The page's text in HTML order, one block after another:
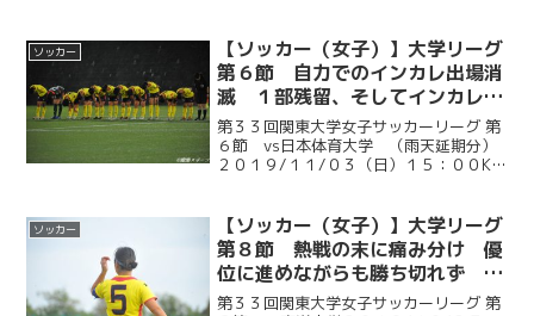
ンがありながら得点を許さずに前半を終
えたものの、７...
ソッカー
【ソッカー（女子）】大学リーグ
第６節 自力でのインカレ出場消
滅 １部残留、そしてインカレを
かけて運命の最終節へ 日本体育
大学戦
第３３回関東大学女子サッカーリーグ 第
６節 vs日本体育大学 （雨天延期分）
２０１９/１１/０３（日）１５：００KO
た大学リーグ。現在勝ち点６で９位に沈
む慶大はインカ...
ソッカー
【ソッカー（女子）】大学リーグ
第８節 熱戦の末に痛み分け 優
位に進めながらも勝ち切れず 東
洋大戦
第３３回関東大学女子サッカーリーグ 第